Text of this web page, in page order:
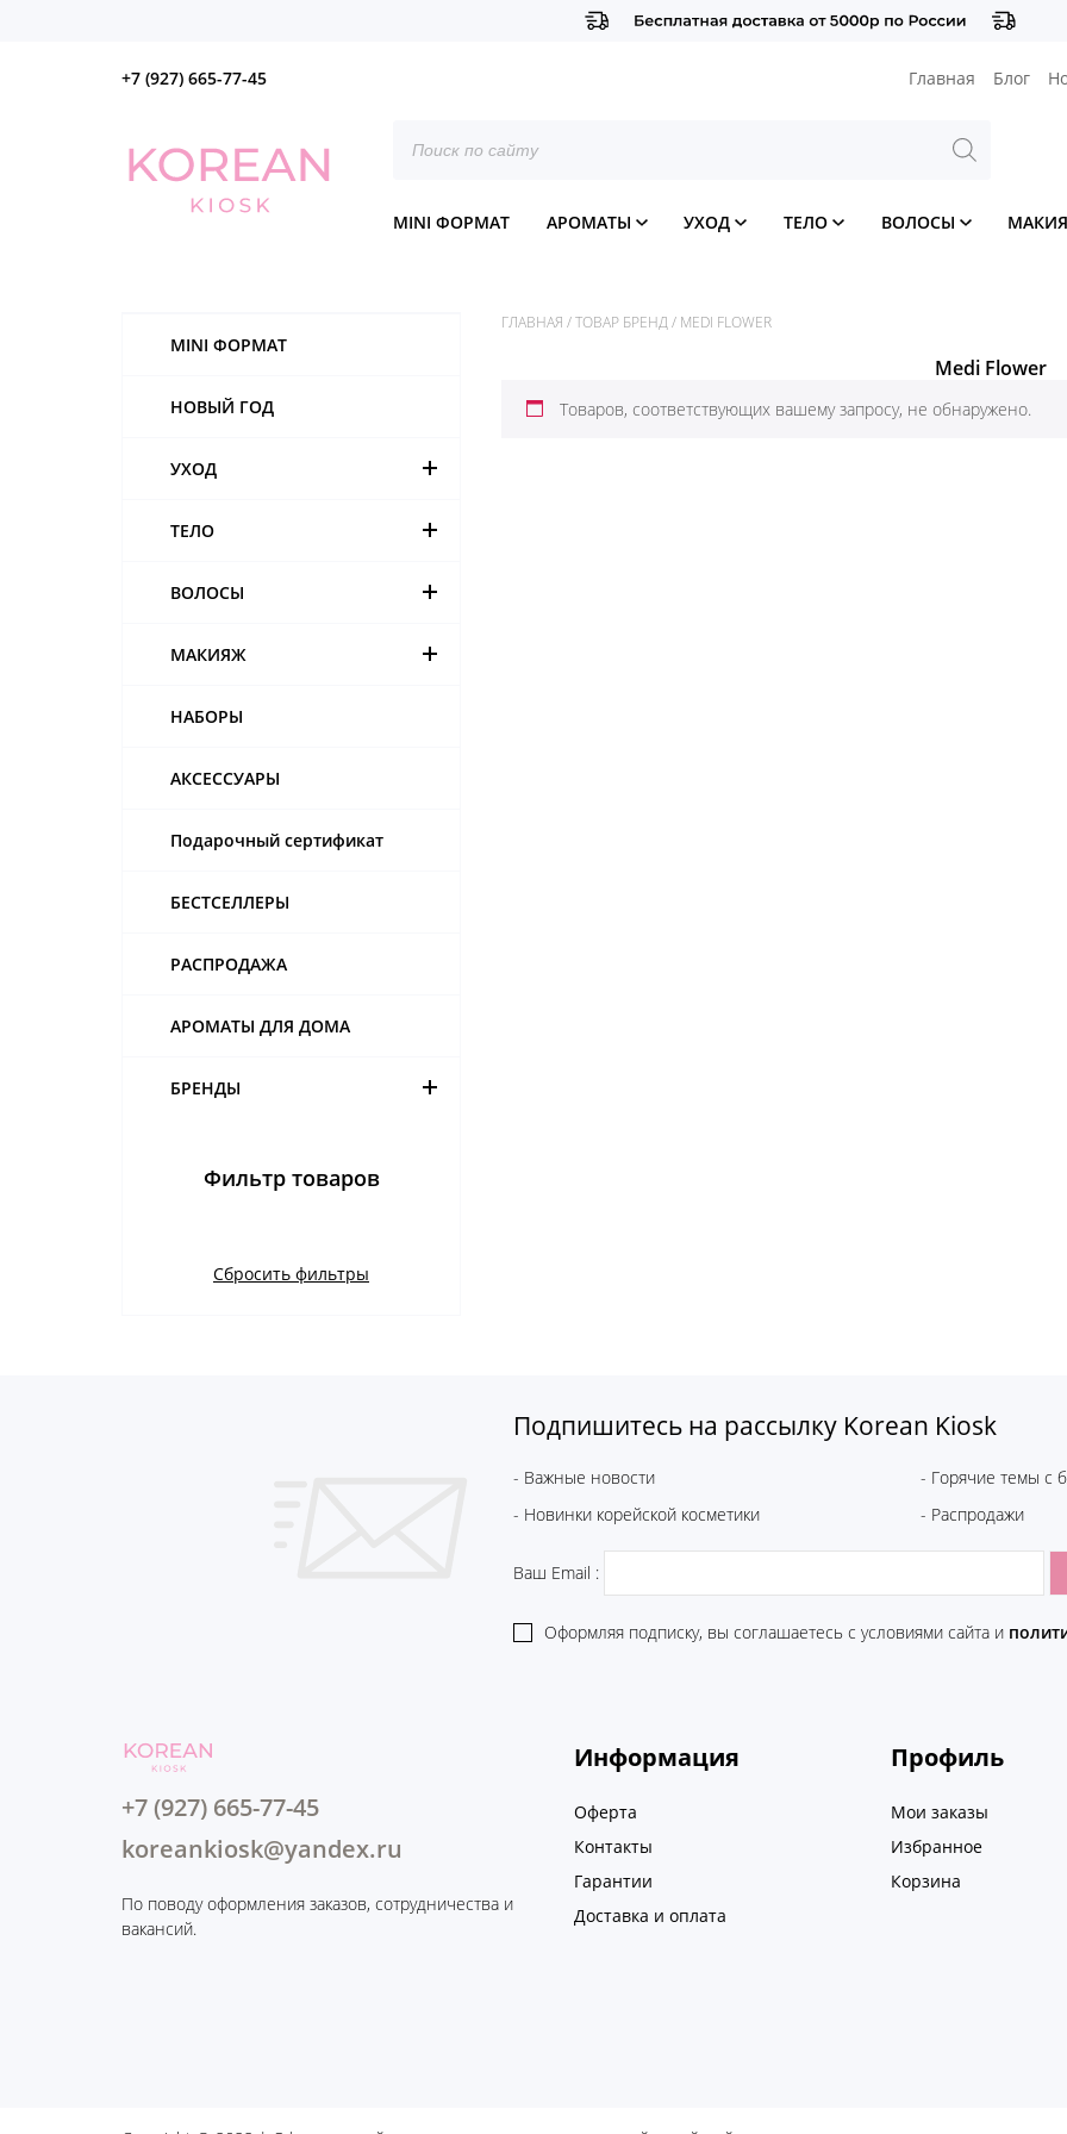
+7 (927) 665-77-45 Главная Блог
товаров
MINI ФОРМАТ АРОМАТЫ УХОД ТЕЛО ВОЛОСЫ
MINI ФОРМАТ
НОВЫЙ ГОД
УХОД
ТЕЛО
ВОЛОСЫ
МАКИЯЖ
НАБОРЫ
АКСЕССУАРЫ
Подарочный сертификат
БЕСТСЕЛЛЕРЫ
РАСПРОДАЖА
АРОМАТЫ ДЛЯ ДОМА
БРЕНДЫ
Фильтр товаров
Сбросить фильтры
ГЛАВНАЯ /ТОВАР БРЕНД/ MEDI FLOWER
Medi Flower
Товаров, соответствующих вашему запросу, не обнаружено.
Подпишитесь на рассылку Korean Kiosk
- Важные новости
- Горячие темы с
- Новинки корейской косметики
- Распродажи
Ваш Email :
Оформляя подписку, вы соглашаетесь c условиями сайта и
+7 (927) 665-77-45
koreankiosk@yandex.ru
По поводу оформления заказов, сотрудничества и
вакансий.
Информация
Оферта
Контакты
Гарантии
Доставка и оплата
Профиль
Мои заказы
Избранное
Корзина